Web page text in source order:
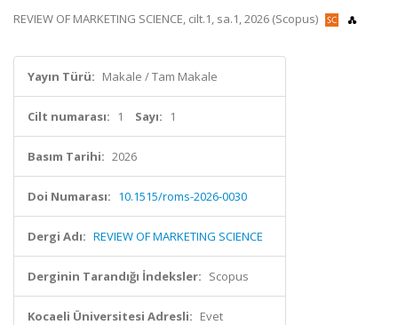
REVIEW OF MARKETING SCIENCE, cilt.1, sa.1, 2026 (Scopus)
Yayın Türü: Makale / Tam Makale
Cilt numarası: 1 Sayı: 1
Basım Tarihi: 2026
Doi Numarası: 10.1515/roms-2026-0030
Dergi Adı: REVIEW OF MARKETING SCIENCE
Derginin Tarandığı İndeksler: Scopus
Kocaeli Üniversitesi Adresli: Evet